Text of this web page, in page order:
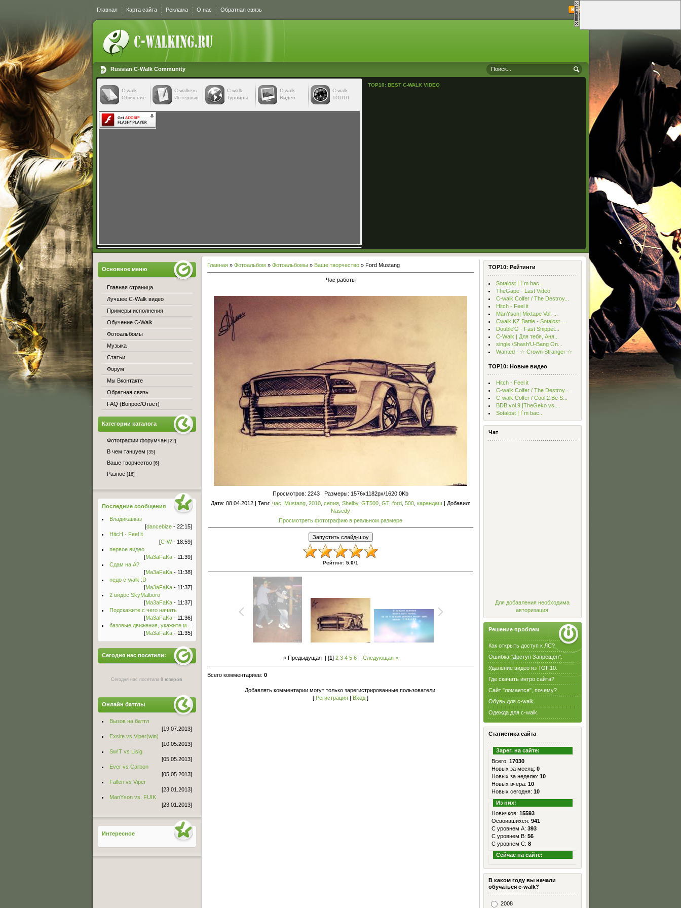
Главная Карта сайта Реклама О нас Обратная связь
Russian C-Walk Community
C-walk
Обучение
C-walkers
Интервью
С-walk
Турниры
С-walk
Видео
C-walk
ТОП10
TOP10: BEST C-WALK VIDEO
TOP10: Рейтинги
Sotalost | I`m bac...
TheGape - Last Video
С-walk Colfer / The Destroy...
Hitch - Feel it
ManYson| Mixtape Vol. ...
Cwalk KZ Battle - Sotalost ...
Double'G - Fast Snippet...
C-Walk | Для тебя, Аня...
single /Shash'U-Bang On...
Wanted - ☆ Crown Stranger ☆
TOP10: Новые видео
Hitch - Feel it
С-walk Colfer / The Destroy...
С-walk Colfer / Cool 2 Be S...
BDB vol.9 |TheGeko vs ...
Sotalost | I`m bac...
Чат
Для добавления необходима
авторизация
Решение проблем
Как открыть доступ к ЛС?
Ошибка "Доступ Запрещен".
Удаление видео из ТОП10.
Где скачать интро сайта?
Сайт "ломается", почему?
Обувь для c-walk.
Одежда для c-walk.
Статистика сайта
Зарег. на сайте:
Всего: 17030
Новых за месяц: 0
Новых за неделю: 10
Новых вчера: 10
Новых сегодня: 10
Из них:
Новичков: 15593
Освоившихся: 941
С уровнем А: 393
С уровнем B: 56
С уровнем C: 8
Сейчас на сайте:
В каком году вы начали
обучаться c-walk?
2008
Главная» Фотоальбом » Фотоальбомы» Ваше творчество» Ford Mustang
Час работы
Просмотров: 2243 | Размеры: 1576x1182px/1620.0Kb
Дата: 08.04.2012 | Теги: час Mustang 2010 сепия Shelby, GT500 GT, ford 500 карандаш Добавил:
Nasedy
Просмотреть фотографию в реальном размере
Рейтинг: 5.0/1
« Предыдущая| [1] 2 3 4 5 6| Следующая »
Всего комментариев: 0
Добавлять комментарии могут только зарегистрированные пользователи.
[ Регистрация Вход]
Основное меню
Главная страница
Лучшее C-Walk видео
Примеры исполнения
Обучение C-Walk
Фотоальбомы
Музыка
Статьи
Форум
Мы Вконтакте
Обратная связь
FAQ (Вопрос/Ответ)
Категории каталога
Фотографии форумчан [22]
В чем танцуем [35]
Ваше творчество [6]
Разное [16]
Последние сообщения
Владикавказ
[dancebize- 22:15]
HitcH - Feel it
[C-W- 18:59]
первое видео
[Ma3aFaKa- 11:39]
Сдам на А?
[Ma3aFaKa- 11:38]
недо c-walk :D
[Ma3aFaKa- 11:37]
2 видос SkyMalboro
[Ma3aFaKa- 11:37]
Подскажите с чего начать
[Ma3aFaKa- 11:36]
базовые движения, укажите м...
[Ma3aFaKa- 11:35]
Сегодня нас посетили:
Сегодня нас посетили 0 юзеров
Онлайн баттлы
Вызов на баттл
[19.07.2013]
Exsite vs Viper(win)
[10.05.2013]
Sw!T vs Lisig
[05.05.2013]
Ever vs Carbon
[05.05.2013]
Fallen vs Viper
[23.01.2013]
ManYson vs. FUIK
[23.01.2013]
Интересное